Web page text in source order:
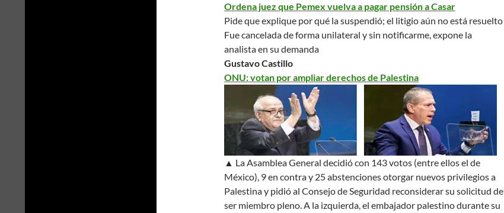
Ordena juez que Pemex vuelva a pagar pensión a Casar
Pide que explique por qué la suspendió; el litigio aún no está resuelto
Fue cancelada de forma unilateral y sin notificarme, expone la
analista en su demanda
Gustavo Castillo
ONU: votan por ampliar derechos de Palestina
▲ La Asamblea General decidió con 143 votos (entre ellos el de
México), 9 en contra y 25 abstenciones otorgar nuevos privilegiosa
Palestina y pidió al Consejo de Seguridad reconsiderar su solicitud de
ser miembro pleno. A la izquierda, el embajador palestino durante su